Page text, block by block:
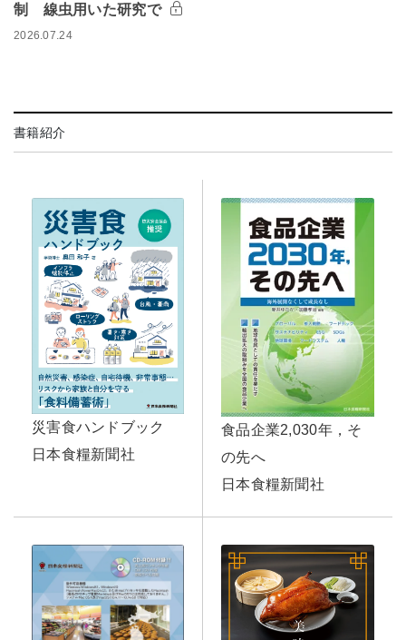
制 線虫用いた研究で
2026.07.24
書籍紹介
災害食ハンドブック
日本食糧新聞社
食品企業2,030年，そ
の先へ
日本食糧新聞社